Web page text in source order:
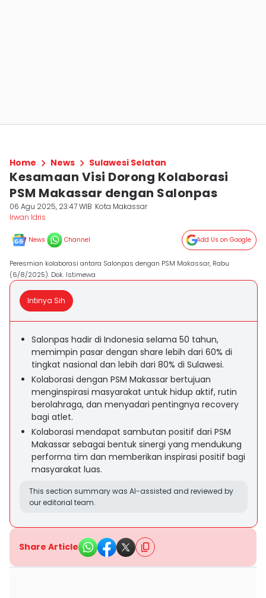
Home News Sulawesi Selatan
Kesamaan Visi Dorong Kolaborasi
PSM Makassar dengan Salonpas
06 Agu 2025, 23:47 WIB Kota Makassar
Irwan Idris
News Channel Add Us on Google
Peresmian kolaborasi antara Salonpas dengan PSM Makassar, Rabu
(6/8/2025). Dok. Istimewa
Intinya Sih
Salonpas hadir di Indonesia selama 50 tahun,
memimpin pasar dengan share lebih dari 60% di
tingkat nasional dan lebih dari 80% di Sulawesi.
Kolaborasi dengan PSM Makassar bertujuan
menginspirasi masyarakat untuk hidup aktif, rutin
berolahraga, dan menyadari pentingnya recovery
bagi atlet.
Kolaborasi mendapat sambutan positif dari PSM
Makassar sebagai bentuk sinergi yang mendukung
performa tim dan memberikan inspirasi positif bagi
masyarakat luas.
This section summary was AI-assisted and reviewed by
our editorial team.
Share Article